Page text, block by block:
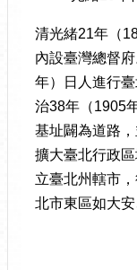
清光緒21年（
內設臺灣總督
年）日人進行
治38年（1905
基址闢為道路
擴大臺北行政
立臺北州轄市
北市東區如大安